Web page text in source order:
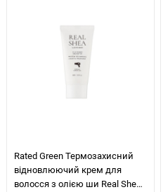
Rated Green Термозахисний
відновлюючий крем для
волосся з олією ши Real Shea